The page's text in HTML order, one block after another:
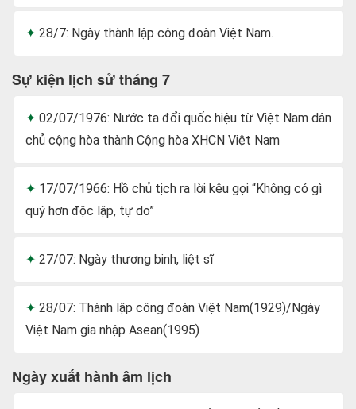
28/7: Ngày thành lập công đoàn Việt Nam.
Sự kiện lịch sử tháng 7
02/07/1976: Nước ta đổi quốc hiệu từ Việt Nam dân
chủ cộng hòa thành Cộng hòa XHCN Việt Nam
17/07/1966: Hồ chủ tịch ra lời kêu gọi “Không có gì
quý hơn độc lập, tự do”
27/07: Ngày thương binh, liệt sĩ
28/07: Thành lập công đoàn Việt Nam(1929)/Ngày
Việt Nam gia nhập Asean(1995)
Ngày xuất hành âm lịch